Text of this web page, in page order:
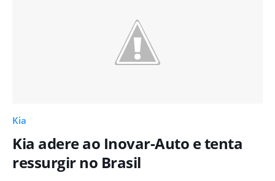
Kia
Kia adere ao Inovar-Auto e tenta
ressurgir no Brasil